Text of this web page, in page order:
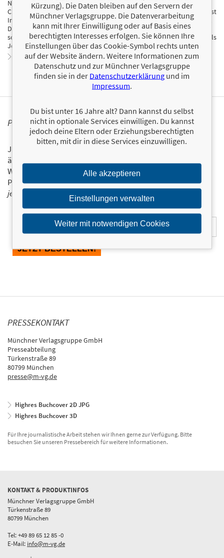
Nach dem Abitur in München studierte er Publizistik in Wien. Er war
Chefreporter des GQ Magazins, Creative Director bei Roc Nation und ist
Initiator des BOA Magazins. Als Co-Autor der Biographien von Shindy,
Der Schöne und die Beats, und Lukas Rieger, Der Lukas Rieger Code,
schrieb er zwei Nummer-1-Bestseller. Heute arbeitet er freiberuflich als
Journalist und Berater.
Zum Profil von AK Ausserkontrolle
PERSONALISIERTE PRODUKTINFORMATIONEN
Ja, ich will über interessante Neuerscheinungen und
ähnliche Produkte informiert werden.
Wir halten Sie per E-Mail auf dem aktuellen Stand über das
Programm der Münchner Verlagsgruppe.Tragen Sie sich
jetzt ein!
E-Mail-Adresse:
PRESSEKONTAKT
Münchner Verlagsgruppe GmbH
Presseabteilung
Türkenstraße 89
80799 München
presse@m-vg.de
Highres Buchcover 2D JPG
Highres Buchcover 3D
Für Ihre journalistische Arbeit stehen wir Ihnen gerne zur Verfügung. Bitte
besuchen Sie unseren Pressebereich für weitere Informationen.
KONTAKT & PRODUKTINFOS
Münchner Verlagsgruppe GmbH
Türkenstraße 89
80799 München
Tel: +49 89 65 12 85 -0
E-Mail: info@m-vg.de
Kürzung). Die Daten bleiben auf den Servern der
Münchner Verlagsgruppe. Die Datenverarbeitung
kann mit Ihrer Einwilligung oder auf Basis eines
berechtigten Interesses erfolgen. Sie können Ihre
Einstellungen über das Cookie-Symbol rechts unten
auf der Website ändern. Weitere Informationen zum
Datenschutz und zur Münchner Verlagsgruppe
finden sie in der Datenschutzerklärung und im
Impressum.
Du bist unter 16 Jahre alt? Dann kannst du selbst
nicht in optionale Services einwilligen. Du kannst
jedoch deine Eltern oder Erziehungsberechtigten
bitten, mit dir in diese Services einzuwilligen.
Alle akzeptieren
Einstellungen verwalten
Weiter mit notwendigen Cookies